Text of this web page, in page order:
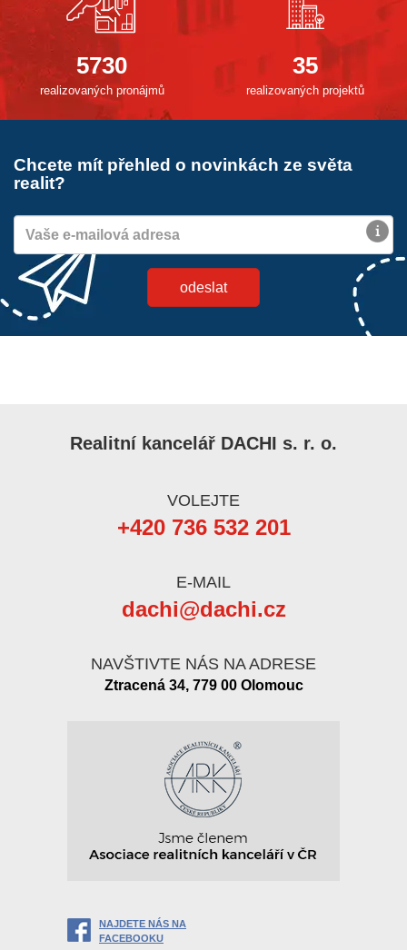
5730
realizovaných pronájmů
35
realizovaných projektů
Chcete mít přehled o novinkách ze světa
realit?
Realitní kancelář DACHI s. r. o.
VOLEJTE
+420 736 532 201
E-MAIL
dachi@dachi.cz
NAVŠTIVTE NÁS NA ADRESE
Ztracená 34, 779 00 Olomouc
NAJDETE NÁS NA
FACEBOOKU